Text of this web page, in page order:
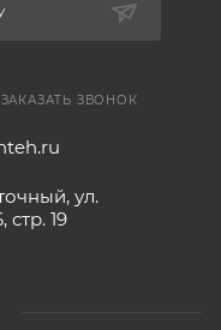
ЗАКАЗАТЬ ЗВОНОК
ул.
стр. 19